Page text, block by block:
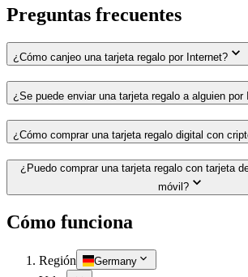
Preguntas frecuentes
¿Cómo canjeo una tarjeta regalo por Internet?
¿Se puede enviar una tarjeta regalo a alguien por
¿Cómo comprar una tarjeta regalo digital con
¿Puedo comprar una tarjeta regalo con tarjeta
móvil?
Cómo funciona
Región Germany